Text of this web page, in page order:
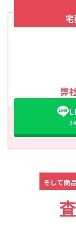
弊
そして商